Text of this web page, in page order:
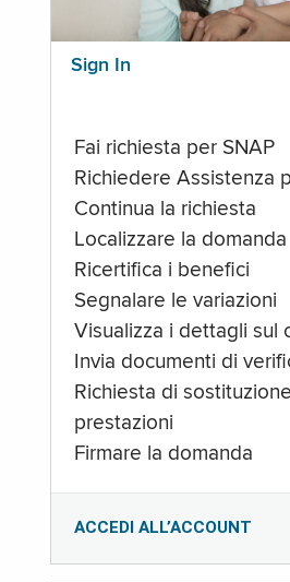
Sign In
Fai richiesta per SNAP
Richiedere Assistenza
Continua la richiesta
Localizzare la domanda
Ricertifica i benefici
Segnalare le variazioni
Visualizza i dettagli sul
Invia documenti di
Richiesta di
prestazioni
Firmare la domanda
ACCEDI ALL’ACCOUNT